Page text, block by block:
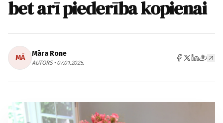
bet arī piederība kopienai
MĀ Māra Rone
AUTORS • 07.01.2025.